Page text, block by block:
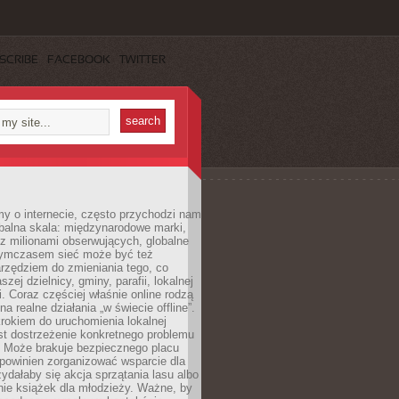
FACEBOOK TWITTER
o internecie, często przychodzi nam
skala: międzynarodowe marki,
milionami obserwujących, globalne
sieć może być też
do zmieniania tego, co
dzielnicy, gminy, parafii, lokalnej
Coraz częściej właśnie online rodzą
realne działania „w świecie offline”.
do uruchomienia lokalnej
dostrzeżenie konkretnego problemu
Może brakuje bezpiecznego placu
zorganizować wsparcie dla
się akcja sprzątania lasu albo
książek dla młodzieży. Ważne, by